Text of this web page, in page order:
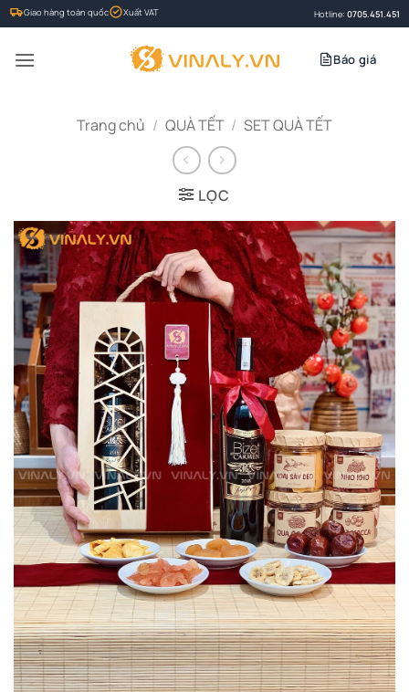
Bỏ
qua
nội
Giao hàng toàn quốc Xuất VAT Hotline: 0705.451.451
Báo giá
Trang chủ / QUÀ TẾT / SET QUÀ TẾT
LỌC